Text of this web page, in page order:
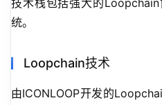
技术栈包括强大的
统。
Loopchain技术
由ICONLOOP开发的